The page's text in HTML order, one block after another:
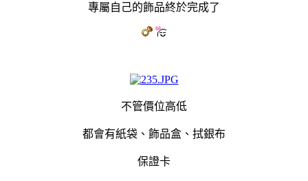
專屬自己的飾品終於完成了
不管價位高低
都會有紙袋、飾品盒、拭銀布
保證卡